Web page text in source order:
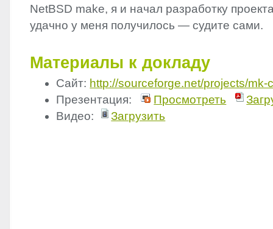
NetBSD make, я и начал разработку
удачно у меня получилось — судите сами.
Материалы к докладу
Сайт: http://sourceforge.net/projects/mk-
Презентация:
Просмотреть
Видео:
Загрузить